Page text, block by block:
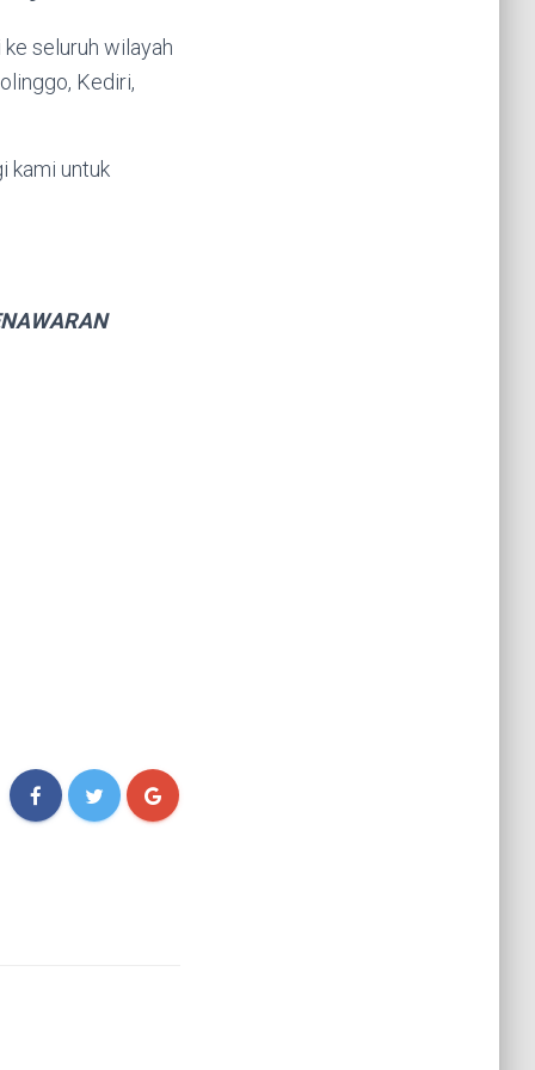
seluruh wilayah
Kediri,
kami untuk